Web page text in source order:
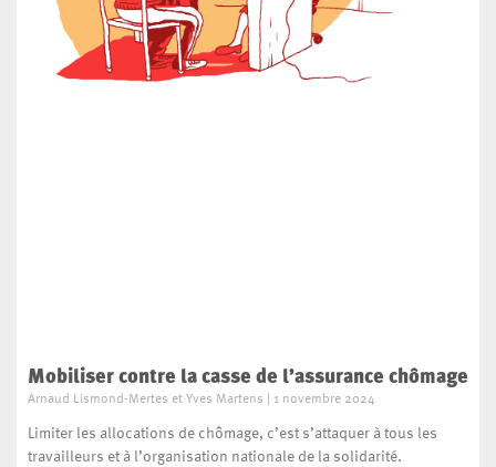
Mobiliser contre la casse de l’assurance chômage
Arnaud Lismond-Mertes et Yves Martens 1 novembre 2024
Limiter les allocations de chômage, c’est s’attaquer à tous les
travailleurs et à l’organisation nationale de la solidarité.